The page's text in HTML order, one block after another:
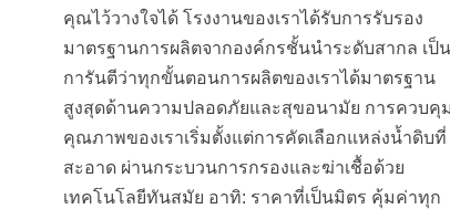
คุณไว้วางใจได้ โรงงานของเราได้รับการรับรอง
มาตรฐานการผลิตจากองค์กรชั้นนำระดับสากล เป็น
การันตีว่าทุกขั้นตอนการผลิตของเราได้มาตรฐาน
สูงสุดด้านความปลอดภัยและสุขอนามัย การควบคุม
คุณภาพของเราเริ่มตั้งแต่การคัดเลือกแหล่งน้ำดิบที่
สะอาด ผ่านกระบวนการกรองและฆ่าเชื้อด้วย
เทคโนโลยีทันสมัย อาทิ: ราคาที่เป็นมิตร คุ้มค่าทุก